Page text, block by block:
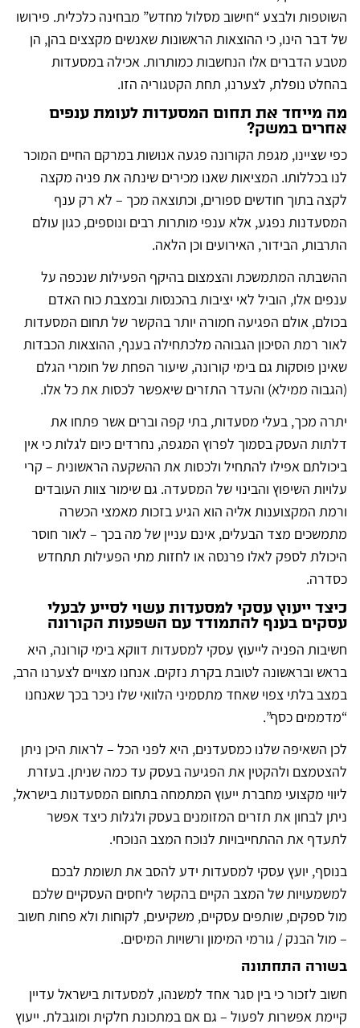
השוטפות ולבצע “חישוב מסלול מחדש” מבחינה כלכלית. פירושו
של דבר הינו, כי ההוצאות הראשונות שאנשים מקצצים בהן, הן
מטבע הדברים אלו הנחשבות כמותרות. אכילה במסעדות
בהחלט נופלת, לצערנו, תחת הקטגוריה הזו.
מה מייחד את תחום המסעדות לעומת ענפים
אחרים במשק?
כפי שציינו, מגפת הקורונה פגעה אנושות במרקם החיים המוכר
לנו בכללותו. המציאות שאנו מכירים שינתה את פניה מקצה
לקצה בתוך חודשים ספורים, וכתוצאה מכך – לא רק ענף
המסעדנות נפגע, אלא ענפי מותרות רבים ונוספים, כגון עולם
התרבות, הבידור, האירועים וכן הלאה.
ההשבתה המתמשכת והצמצום בהיקף הפעילות שנכפה על
ענפים אלו, הוביל לאי יציבות בהכנסות ובמצבת כוח האדם
בכולם, אולם הפגיעה חמורה יותר בהקשר של תחום המסעדות
לאור רמת הסיכון הגבוהה מלכתחילה בענף, ההוצאות הכבדות
שאינן פוסקות גם בימי קורונה, שיעור הפחת של חומרי הגלם
(הגבוה ממילא) והעדר התזרים שיאפשר לכסות את כל אלו.
יתרה מכך, בעלי מסעדות, בתי קפה וברים אשר פתחו את
דלתות העסק בסמוך לפרוץ המגפה, נחרדים כיום לגלות כי אין
ביכולתם אפילו להתחיל ולכסות את ההשקעה הראשונית – קרי
עלויות השיפוץ והבינוי של המסעדה. גם שימור צוות העובדים
ורמת המקצוענות אליה הוא הגיע בזכות מאמצי הכשרה
מתמשכים מצד הבעלים, אינם עניין של מה בכך – לאור חוסר
היכולת לספק לאלו פרנסה או לחזות מתי הפעילות תתחדש
כסדרה.
כיצד ייעוץ עסקי למסעדות עשוי לסייע לבעלי
עסקים בענף להתמודד עם השפעות הקורונה
חשיבות הפניה לייעוץ עסקי למסעדות דווקא בימי קורונה, היא
בראש ובראשונה לטובת בקרת נזקים. אנחנו מצויים לצערנו הרב,
במצב בלתי צפוי שאחד מתסמיני הלוואי שלו ניכר בכך שאנחנו
“מדממים כסף”.
לכן השאיפה שלנו כמסעדנים, היא לפני הכל – לראות היכן ניתן
להצטמצם ולהקטין את הפגיעה בעסק עד כמה שניתן. בעזרת
ליווי מקצועי מחברת ייעוץ המתמחה בתחום המסעדנות בישראל,
ניתן לבחון את תזרים המזומנים בעסק ולגלות כיצד אפשר
לתעדף את ההתחייבויות לנוכח המצב הנוכחי.
בנוסף, יועץ עסקי למסעדות ידע להסב את תשומת לבכם
למשמעויות של המצב הקיים בהקשר ליחסים העסקיים שלכם
מול ספקים, שותפים עסקיים, משקיעים, לקוחות ולא פחות חשוב
– מול הבנק / גורמי המימון ורשויות המיסים.
בשורה התחתונה
חשוב לזכור כי בין סגר אחד למשנהו, למסעדות בישראל עדיין
קיימת אפשרות לפעול – גם אם במתכונת חלקית ומוגבלת. ייעוץ